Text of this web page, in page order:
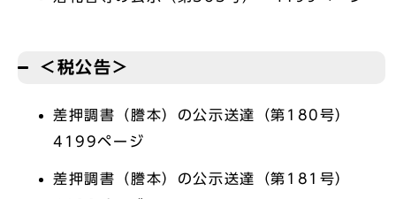
＜税公告＞
差押調書（謄本）の公示送達（第180号）
4199ページ
差押調書（謄本）の公示送達（第181号）